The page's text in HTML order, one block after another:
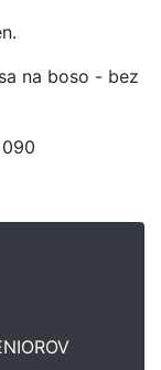
na boso - bez
090